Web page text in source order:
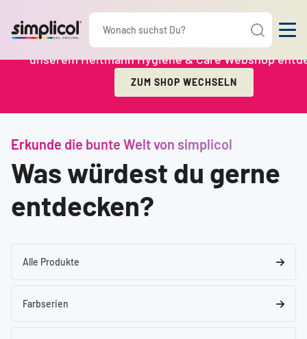
Schon gewusst?simplicolist eine Marke von Brauns-
Ab sofort kannst du die komplette Farbpalette von
unserem Heitmann Hygiene & Care Webshop
ZUM SHOP WECHSELN
Erkunde die bunte Welt von simplicol
Was würdest du gerne
entdecken?
Alle Produkte
Farbserien